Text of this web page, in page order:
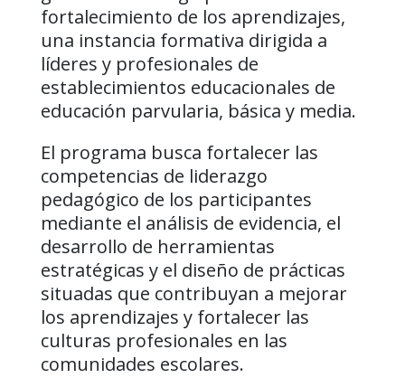
fortalecimiento de los aprendizajes,
una instancia formativa dirigida a
líderes y profesionales de
establecimientos educacionales de
educación parvularia, básica y media.
El programa busca fortalecer las
competencias de liderazgo
pedagógico de los participantes
mediante el análisis de evidencia, el
desarrollo de herramientas
estratégicas y el diseño de prácticas
situadas que contribuyan a mejorar
los aprendizajes y fortalecer las
culturas profesionales en las
comunidades escolares.